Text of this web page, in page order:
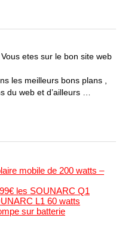
etes sur le bon site web
les meilleurs bons plans ,
du web et d’ailleurs …
mobile de 200 watts –
les SOUNARC Q1
L1 60 watts
sur batterie